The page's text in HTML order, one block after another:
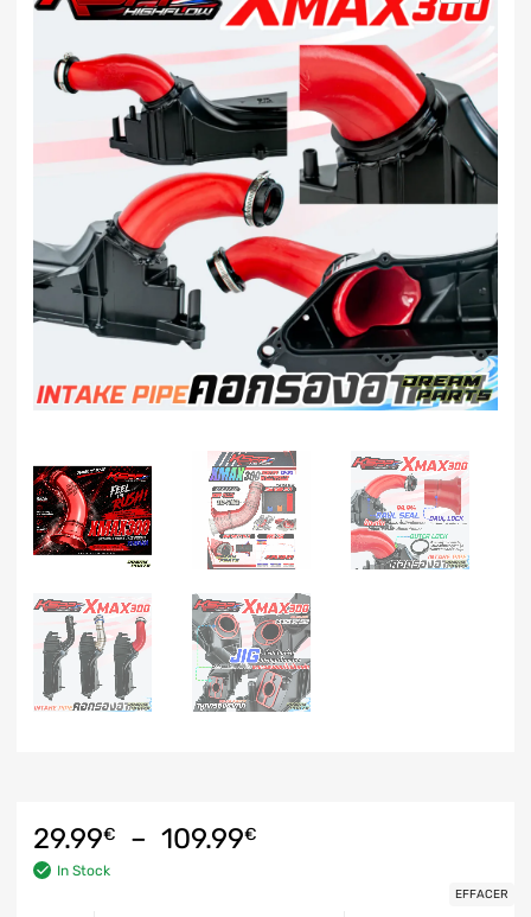
29.99€ – 109.99€
In Stock
EFFACER